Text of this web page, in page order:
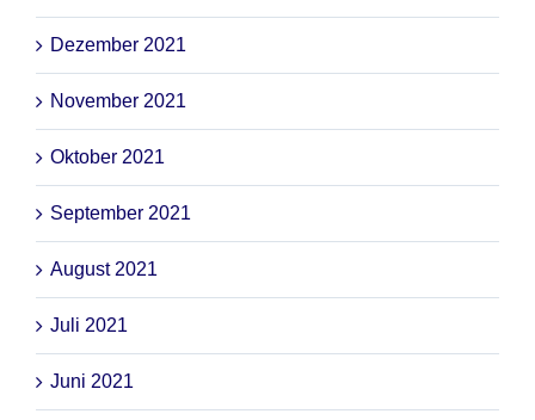
Dezember 2021
November 2021
Oktober 2021
September 2021
August 2021
Juli 2021
Juni 2021